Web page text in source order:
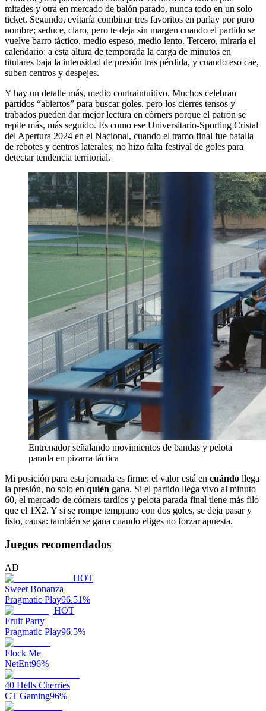
mitades y otra en mercado de balón parado, nunca todo en un solo
ticket. Segundo, evitaría combinar tres favoritos en parlay por puro
nombre; seduce, claro, pero te deja sin margen cuando el partido se
vuelve barro táctico, medio espeso, medio lento. Tercero, miraría el
calendario: a esta altura de temporada la carga de minutos en
titulares baja la intensidad de presión tras pérdida, y cuando eso cae,
suben centros y despejes.
Y hay un detalle más, medio contraintuitivo. Muchos celebran
partidos “abiertos” para buscar goles, pero los cierres tensos y
trabados pueden dar mejor lectura en córners porque el patrón se
repite más, más seguido. Es como ese Universitario-Sporting Cristal
del Apertura 2024 en el Nacional, cuando el tramo final fue batalla
de rebotes y centros laterales; no hizo falta festival de goles para
detectar tendencia territorial.
Entrenador señalando movimientos de bandas y pelota
parada en pizarra táctica
Mi posición para esta jornada es firme: el valor está en cuándo llega
la presión, no solo en quién gana. Si el partido llega vivo al minuto
60, el mercado de córners tardíos y pelota parada final tiene más filo
que el 1X2. Y si se rompe temprano con dos goles, se deja pasar y
listo, causa: también se gana cuando eliges no forzar apuesta.
Juegos recomendados
AD
HOT
Sweet Bonanza
Pragmatic Play96.51%
HOT
Fruit Party
Pragmatic Play96.5%
Flock Me
NetEnt96%
40 Hells Cherries
CT Gaming96%